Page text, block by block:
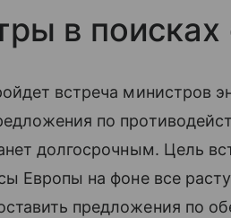
в поисках
встреча министров
по
долгосрочным. Цель
Европы на фоне все
предложения по